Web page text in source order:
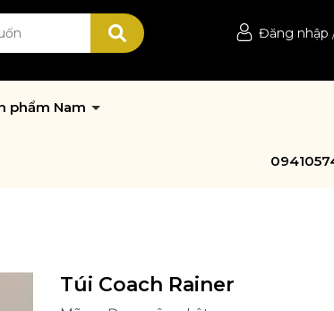
Đăng nhập
phẩm Nam
Túi Coach Rainer